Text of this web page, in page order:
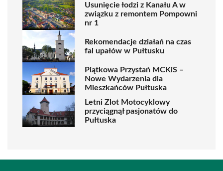
Usunięcie łodzi z Kanału A w
związku z remontem Pompowni
nr 1
Rekomendacje działań na czas
fal upałów w Pułtusku
Piątkowa Przystań MCKiS –
Nowe Wydarzenia dla
Mieszkańców Pułtuska
Letni Zlot Motocyklowy
przyciągnął pasjonatów do
Pułtuska